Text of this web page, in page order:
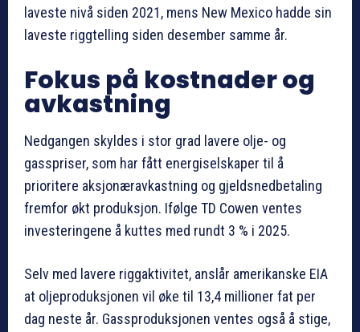
laveste nivå siden 2021, mens New Mexico hadde sin
laveste riggtelling siden desember samme år.
Fokus på kostnader og
avkastning
Nedgangen skyldes i stor grad lavere olje- og
gasspriser, som har fått energiselskaper til å
prioritere aksjonæravkastning og gjeldsnedbetaling
fremfor økt produksjon. Ifølge TD Cowen ventes
investeringene å kuttes med rundt 3 % i 2025.
Selv med lavere riggaktivitet, anslår amerikanske EIA
at oljeproduksjonen vil øke til 13,4 millioner fat per
dag neste år. Gassproduksjonen ventes også å stige,